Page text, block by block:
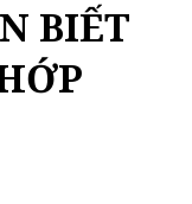
BIẾT